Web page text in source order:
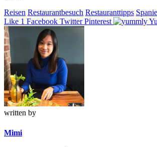
Reisen Restaurantbesuch Restauranttipps
Like 1 Facebook Twitter Pinterest
written by
Mimi